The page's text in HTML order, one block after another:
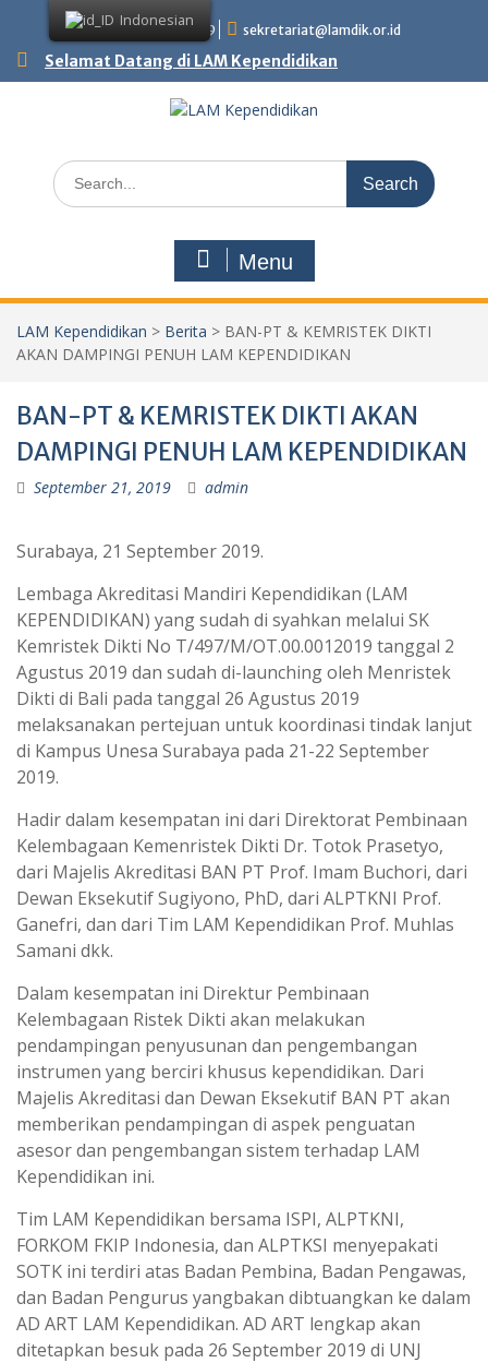
content
+62 81358850009 sekretariat@lamdik.or.id
Selamat Datang di LAM Kependidikan
Search
for:
Menu
LAM Kependidikan > Berita > BAN-PT & KEMRISTEK DIKTI
AKAN DAMPINGI PENUH LAM KEPENDIDIKAN
BAN-PT & KEMRISTEK DIKTI AKAN
DAMPINGI PENUH LAM KEPENDIDIKAN
September 21, 2019 admin
Surabaya, 21 September 2019.
Lembaga Akreditasi Mandiri Kependidikan (LAM
KEPENDIDIKAN) yang sudah di syahkan melalui SK
Kemristek Dikti No T/497/M/OT.00.0012019 tanggal 2
Agustus 2019 dan sudah di-launching oleh Menristek
Dikti di Bali pada tanggal 26 Agustus 2019
melaksanakan pertejuan untuk koordinasi tindak lanjut
di Kampus Unesa Surabaya pada 21-22 September
2019.
Hadir dalam kesempatan ini dari Direktorat Pembinaan
Kelembagaan Kemenristek Dikti Dr. Totok Prasetyo,
dari Majelis Akreditasi BAN PT Prof. Imam Buchori, dari
Dewan Eksekutif Sugiyono, PhD, dari ALPTKNI Prof.
Ganefri, dan dari Tim LAM Kependidikan Prof. Muhlas
Samani dkk.
Dalam kesempatan ini Direktur Pembinaan
Kelembagaan Ristek Dikti akan melakukan
pendampingan penyusunan dan pengembangan
instrumen yang berciri khusus kependidikan. Dari
Majelis Akreditasi dan Dewan Eksekutif BAN PT akan
memberikan pendampingan di aspek penguatan
asesor dan pengembangan sistem terhadap LAM
Kependidikan ini.
Tim LAM Kependidikan bersama ISPI, ALPTKNI,
FORKOM FKIP Indonesia, dan ALPTKSI menyepakati
SOTK ini terdiri atas Badan Pembina, Badan Pengawas,
dan Badan Pengurus yangbakan dibtuangkan ke dalam
AD ART LAM Kependidikan. AD ART lengkap akan
ditetapkan besuk pada 26 September 2019 di UNJ
Indonesian